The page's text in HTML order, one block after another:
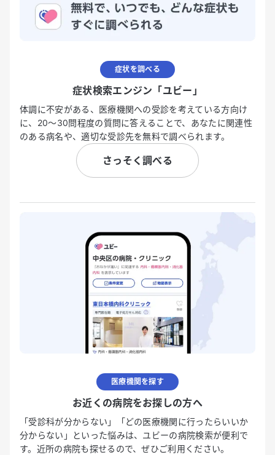
症状を調べる
症状検索エンジン「ユビー」
体調に不安がある、医療機関への受診を考えている方向け
に、20〜30問程度の質問に答えることで、あなたに関連性
のある病名や、適切な受診先を無料で調べられます。
さっそく調べる
医療機関を探す
お近くの病院をお探しの方へ
「受診科が分からない」「どの医療機関に行ったらいいか
分からない」といった悩みは、ユビーの病院検索が便利で
す。近所の病院も探せるので、ぜひご利用ください。